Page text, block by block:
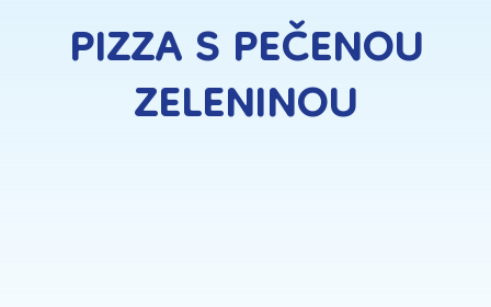
PIZZA S PEČENOU
ZELENINOU